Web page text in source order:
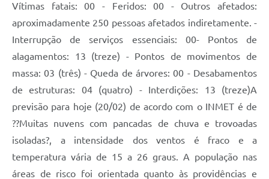
Vítimas fatais: 00 - Feridos: 00 - Outros afetados:
aproximadamente 250 pessoas afetados indiretamente. -
Interrupção de serviços essenciais: 00- Pontos de
alagamentos: 13 (treze) - Pontos de movimentos de
massa: 03 (três) - Queda de árvores: 00 - Desabamentos
de estruturas: 04 (quatro) - Interdições: 13 (treze)A
previsão para hoje (20/02) de acordo com o INMET é de
??Muitas nuvens com pancadas de chuva e trovoadas
isoladas?, a intensidade dos ventos é fraco e a
temperatura vária de 15 a 26 graus. A população nas
áreas de risco foi orientada quanto às providências e